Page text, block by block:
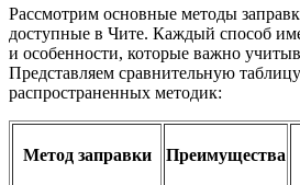
Рассмотрим основные методы
доступные в Чите. Каждый способ
и особенности, которые важно
Представляем сравнительную
распространенных методик:
Метод заправки Преимущества